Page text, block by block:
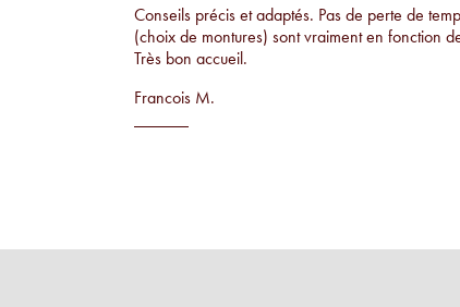
Conseils précis et adaptés. Pas de perte de
(choix de montures) sont vraiment en fonction
Très bon accueil.
Francois M.